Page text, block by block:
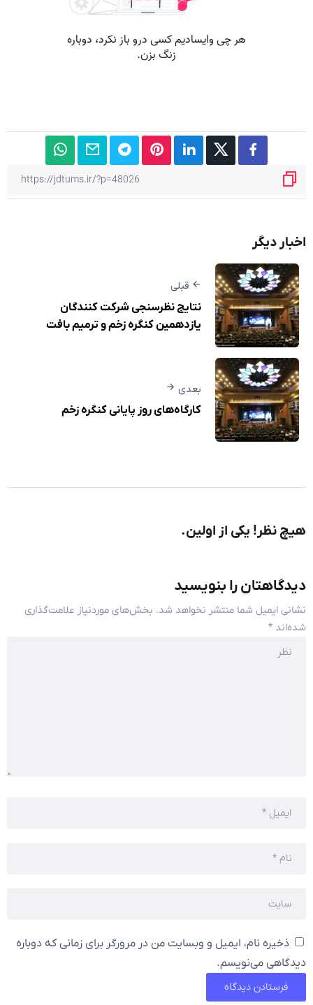
اخبار دیگر
قبلی
نتایج نظرسنجی شرکت کنندگان
یازدهمین کنگره زخم و ترمیم بافت
بعدی
کارگاه‌های روز پایانی کنگره زخم
هیچ نظر! یکی از اولین.
دیدگاهتان را بنویسید
نشانی ایمیل شما منتشر نخواهد شد. بخش‌های موردنیاز علامت‌گذاری
شده‌اند *
ذخیره نام، ایمیل و وبسایت من در مرورگر برای زمانی که دوباره
دیدگاهی می‌نویسم.